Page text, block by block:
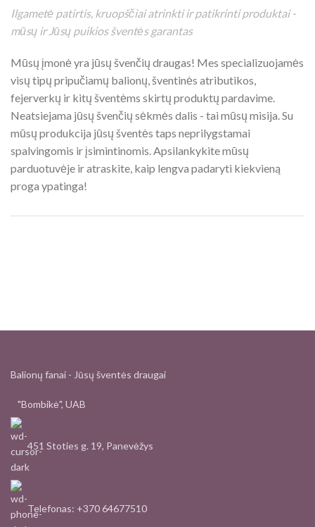
Ilgametė patirtis, kruopščiai atrinkti ir patikrinti produktai -
mūsų ir Jūsų puikios šventės garantas
Mūsų įmonė yra jūsų švenčių draugas! Mes specializuojamės
visų tipų pripučiamų balionų, šventinės atributikos,
fejerverkų ir kitų šventėms skirtų produktų pardavime.
Neatsiejama jūsų švenčių sėkmės dalis - tai mūsų misija. Su
mūsų produkcija jūsų šventės taps neprilygstamai
spalvingomis ir įsimintinomis. Apsilankykite mūsų
parduotuvėje ir atraskite, kaip lengva padaryti kiekvieną
proga ypatinga!
Balionų fanai - Jūsų šventės draugai
"Bombikė", UAB
451 Stoties g. 19, Panevėžys
Telefonas: +370 64677510